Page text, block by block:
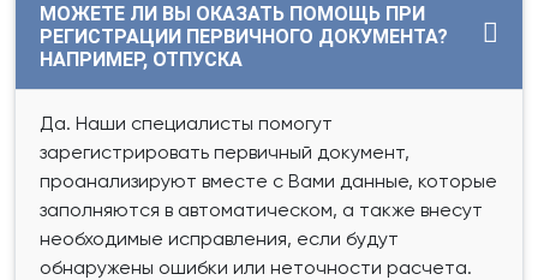
МОЖЕТЕ ЛИ ВЫ ОКАЗАТЬ ПОМОЩЬ ПРИ
РЕГИСТРАЦИИ ПЕРВИЧНОГО ДОКУМЕНТА?
НАПРИМЕР, ОТПУСКА
Да. Наши специалисты помогут
зарегистрировать первичный документ,
проанализируют вместе с Вами данные, которые
заполняются в автоматическом, а также внесут
необходимые исправления, если будут
обнаружены ошибки или неточности расчета.